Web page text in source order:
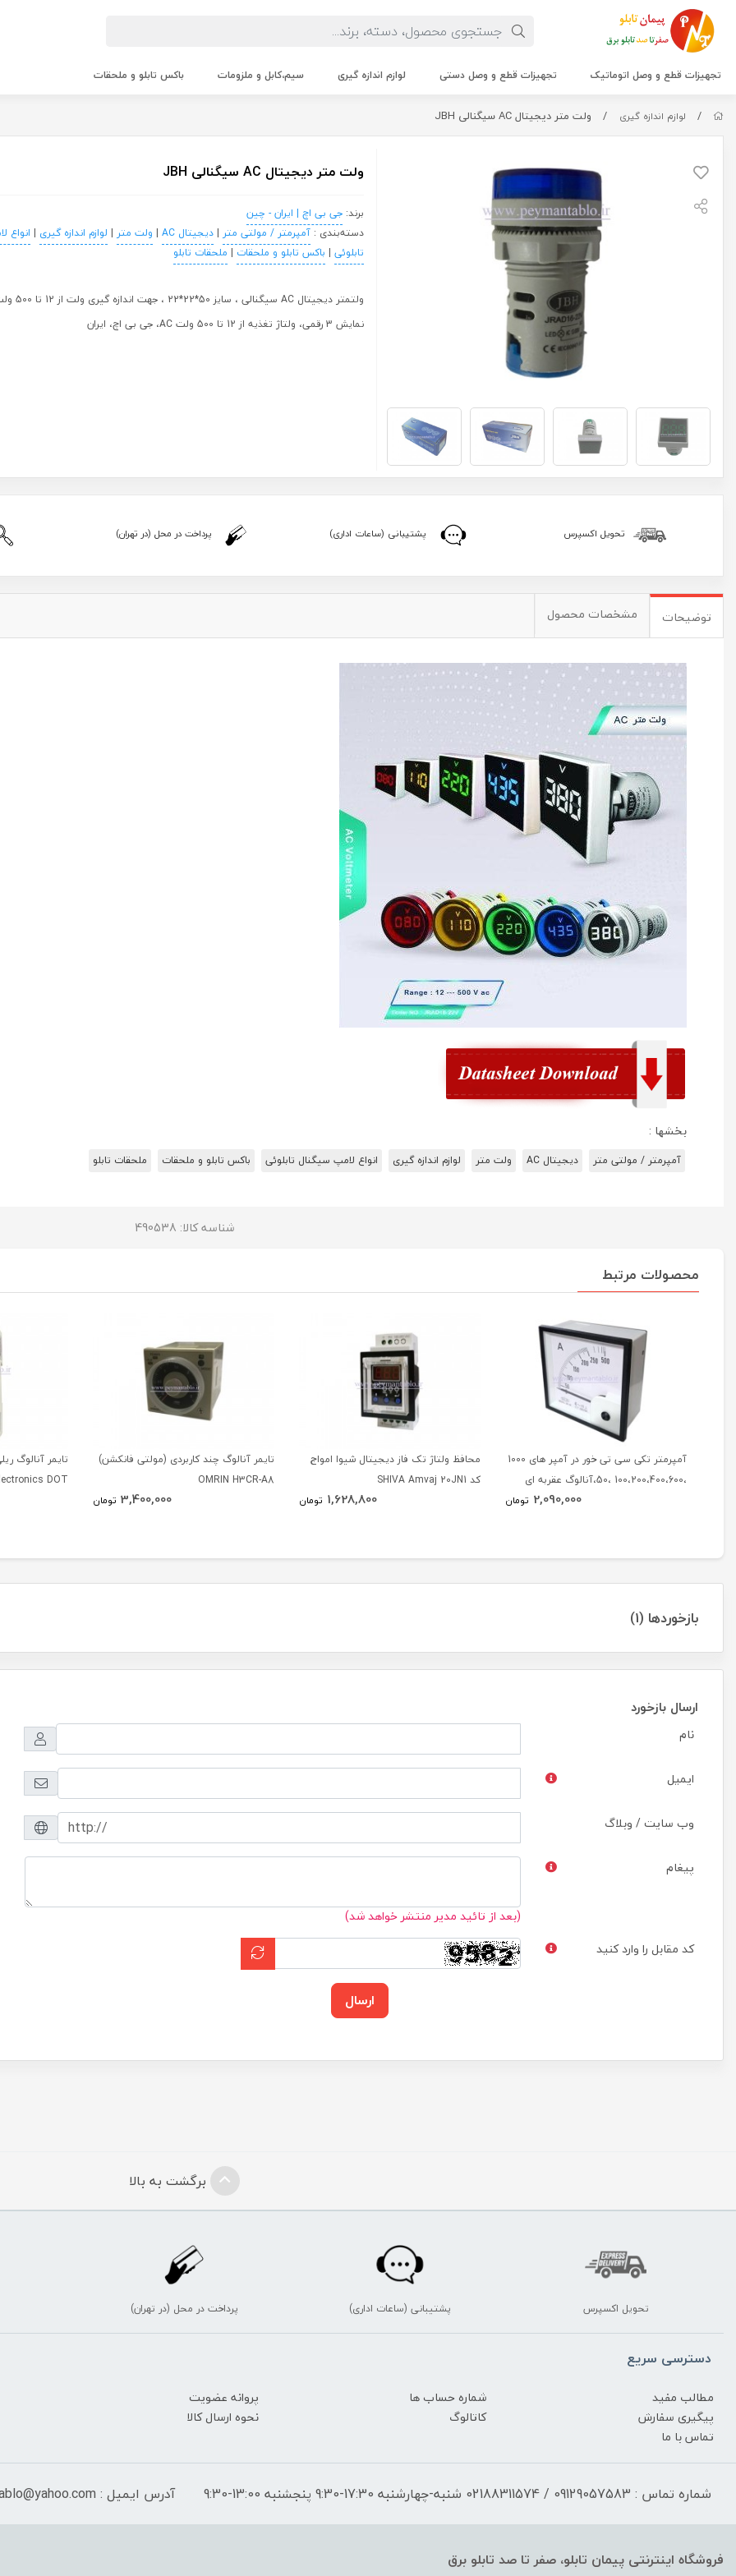
تجهیزات قطع و وصل اتوماتیک تجهیزات قطع و وصل دستی لوازم اندازه گیری سیم،کابل و ملزومات باکس تابلو و ملحقات
/ لوازم اندازه گیری / ولت متر دیجیتال AC سیگنالی JBH
ولت متر دیجیتال AC سیگنالی JBH
برند:جی بی اچ | ایران - چین
دسته‌بندی :آمپرمتر / مولتی متر |دیجیتال AC | ولت متر | لوازم اندازه گیری | انواع
تابلوئی | باکس تابلو و ملحقات | ملحقات تابلو
نمایش 3 رقمی، ولتاژ تغذیه از 12 تا 500 ولت AC، جی بی اچ، ایران
تحویل اکسپرس پشتیبانی (ساعات اداری) پرداخت در محل (در تهران)
توضیحات مشخصات محصول
بخشها :
آمپرمتر / مولتی متر دیجیتال AC ولت متر لوازم اندازه گیری انواع لامپ سیگنال تابلوئی باکس تابلو و ملحقات ملحقات تابلو
شناسه کالا: 490538
محصولات مرتبط
آمپرمتر تکی سی تی خور در آمپر های 1000
،100،200،400،600 ،50،آنالوگ عقربه ای
2,090,000 تومان
محافظ ولتاژ تک فاز دیجیتال شیوا امواج
کد SHIVA Amvaj 20JN1
1,628,800 تومان
تایمر آنالوگ چند کاربردی (مولتی فانکشن)
OMRIN H3CR-A8
3,400,000 تومان
DOT
بازخوردها (1)
ارسال بازخورد
نام
ایمیل
وب سایت / وبلاگ
پیغام
(بعد از تائید مدیر منتشر خواهد شد)
کد مقابل را وارد کنید
ارسال
برگشت به بالا
تحویل اکسپرس پشتیبانی (ساعات اداری) پرداخت در محل (در تهران)
دسترسی سریع
مطالب مفید شماره حساب ها
پروانه عضویت
پیگیری سفارش
کاتالوگ
نحوه ارسال کالا
تماس با ما
شماره تماس : 09129057583 / 02188311574 شنبه-چهارشنبه 17:30-9:30 پنجشنبه 13:00-9:30 آدرس ایمیل : peymantablo@yahoo.com
فروشگاه اینترنتی پیمان تابلو، صفر تا صد تابلو برق